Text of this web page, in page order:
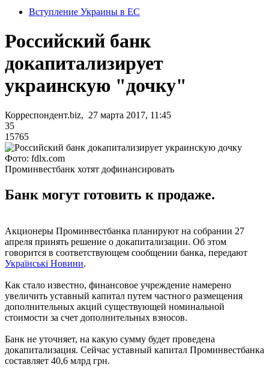
Вступление Украины в ЕС
Российский банк
докапитализирует
украинскую "дочку"
Корреспондент.biz, 27 марта 2017, 11:45
35
15765
Фото: fdlx.com
Проминвестбанк хотят дофинансировать
Банк могут готовить к продаже.
Акционеры Проминвестбанка планируют на собрании 27
апреля принять решение о докапитализации. Об этом
говорится в соответствующем сообщении банка, передают
Українські Новини.
Как стало известно, финансовое учреждение намерено
увеличить уставный капитал путем частного размещения
дополнительных акций существующей номинальной
стоимости за счет дополнительных взносов.
Банк не уточняет, на какую сумму будет проведена
докапитализация. Сейчас уставный капитал Проминвестбанка
составляет 40,6 млрд грн.